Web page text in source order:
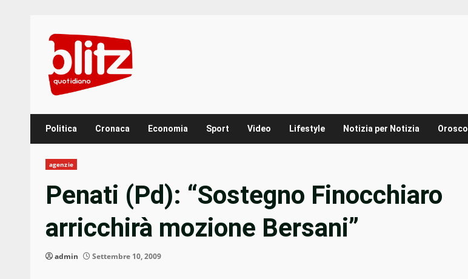
content
Politica Cronaca Economia Sport Video Lifestyle Notizia per Notizia
agenzie
Penati (Pd): “Sostegno Finocchiaro
arricchirà mozione Bersani”
admin Settembre 10, 2009